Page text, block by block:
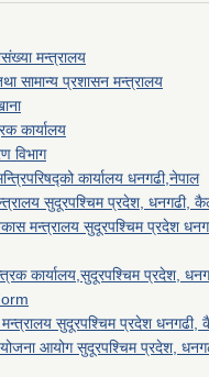
मन्त्रालय
सामान्य प्रशासन मन्त्रालय
कार्यालय
विभाग
कार्यालय धनगढी,नेपाल
सुदूरपश्चिम प्रदेश, धनगढी,
मन्त्रालय सुदूरपश्चिम प्रदेश
कार्यालय,सुदूरपश्चिम प्रदेश,
मन्त्रालय सुदूरपश्चिम प्रदेश धनगढी,
आयोग सुदूरपश्चिम प्रदेश,